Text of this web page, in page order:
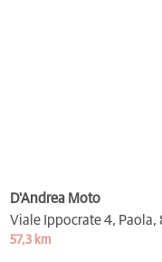
D'Andrea Moto
Viale Ippocrate 4, Paola,
57,3 km